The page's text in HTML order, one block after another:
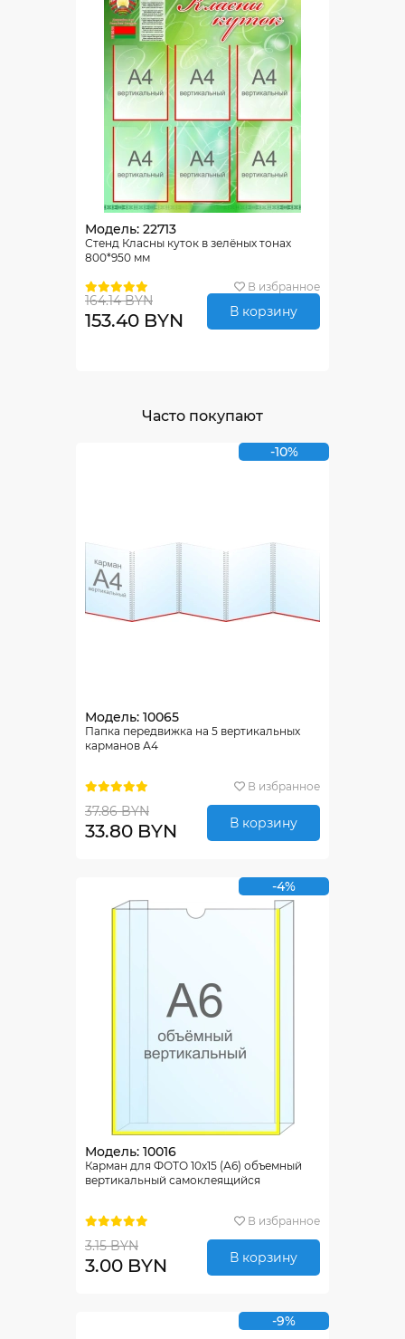
Модель: 22713
Стенд Класны куток в зелёных тонах
800*950 мм
В избранное
164.14 BYN
153.40 BYN В корзину
Часто покупают
-10%
Модель: 10065
Папка передвижка на 5 вертикальных
карманов А4
В избранное
37.86 BYN
33.80 BYN В корзину
-4%
Модель: 10016
Карман для ФОТО 10х15 (А6) объемный
вертикальный самоклеящийся
В избранное
3.15 BYN
3.00 BYN В корзину
-9%